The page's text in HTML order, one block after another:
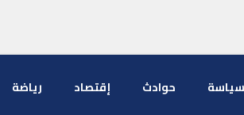
سياسة حوادث إقتصاد رياضة